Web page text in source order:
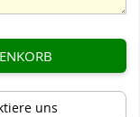
uns